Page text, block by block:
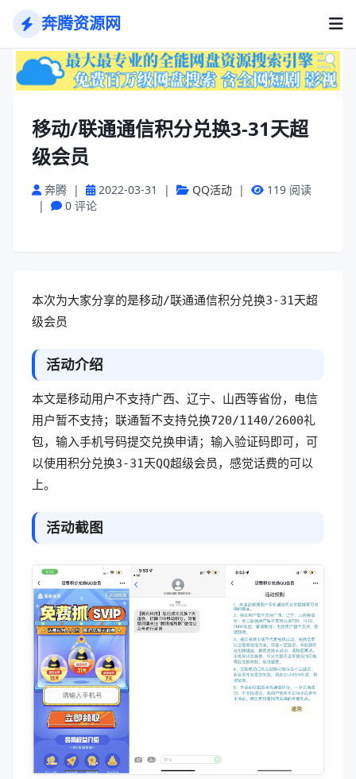
奔腾资源网
移动/联通通信积分兑换3-31天超
级会员
奔腾 | 2022-03-31 | QQ活动 |
119 阅读
|
0 评论
本次为大家分享的是移动/联通通信积分兑换3-31天超
级会员
活动介绍
本文是移动用户不支持广西、辽宁、山西等省份，电信
用户暂不支持；联通暂不支持兑换720/1140/2600礼
包，输入手机号码提交兑换申请；输入验证码即可，可
以使用积分兑换3-31天QQ超级会员，感觉话费的可以
上。
活动截图